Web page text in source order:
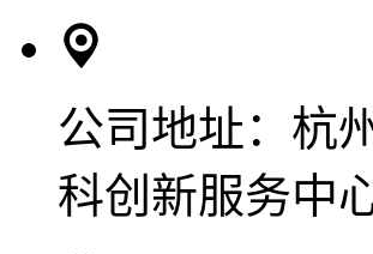
公司地址： 杭
科创新服务中